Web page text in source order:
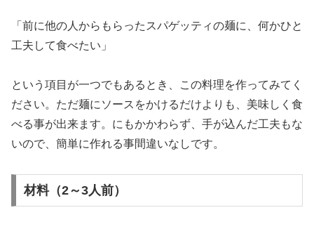
「前に他の人からもらったスパゲッティの麺に、何かひと
工夫して食べたい」
という項目が一つでもあるとき、この料理を作ってみてく
ださい。ただ麺にソースをかけるだけよりも、美味しく食
べる事が出来ます。にもかかわらず、手が込んだ工夫もな
いので、簡単に作れる事間違いなしです。
材料（2～3人前）